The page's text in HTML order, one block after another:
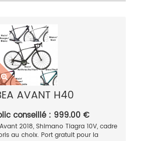
AVANT H40
conseillé : 999.00 €
2018, Shimano Tiagra 10V, cadre
au choix. Port gratuit pour la